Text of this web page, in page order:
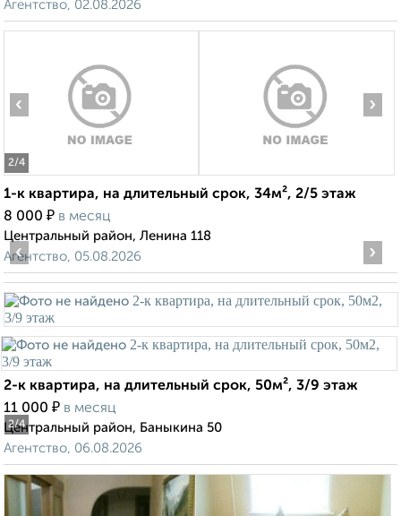
Агентство, 02.08.2026
2/4
‹ ›
1-к квартира, на длительный срок, 34м², 2/5 этаж
8 000 ₽ в месяц
Центральный район, Ленина 118
Агентство, 05.08.2026
2/4
‹ ›
2-к квартира, на длительный срок, 50м², 3/9 этаж
11 000 ₽ в месяц
Центральный район, Баныкина 50
Агентство, 06.08.2026